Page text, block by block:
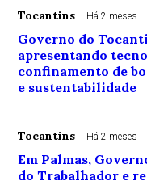
Tocantins Há 2 meses
Governo do
apresentando
confinamento de
e sustentabilidade
Tocantins Há 2 meses
Em Palmas,
do Trabalhador e